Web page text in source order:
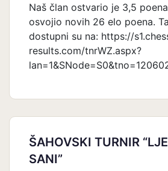
Naš član ostvario je 3,5
osvojio novih 26 elo poena.
dostupni su na: https://
results.com/tnrWZ.aspx?
ŠAHOVSKI TURNIR
SANI”